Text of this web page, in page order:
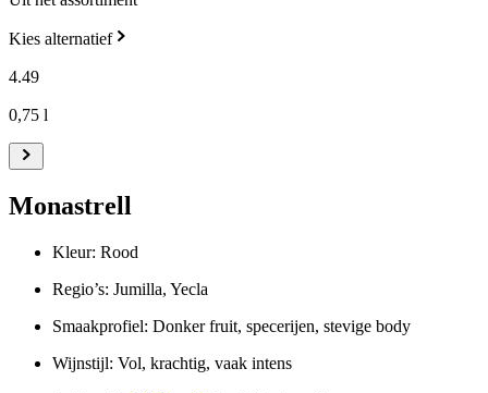
Kies alternatief
4.49
0,75 l
Monastrell
Kleur: Rood
Regio’s: Jumilla, Yecla
Smaakprofiel: Donker fruit, specerijen, stevige body
Wijnstijl: Vol, krachtig, vaak intens